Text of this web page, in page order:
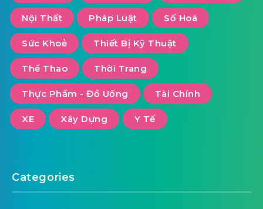
Nội Thất Pháp Luật Số Hoá
Sức Khoẻ Thiết Bị Kỹ Thuật
Thể Thao Thời Trang
Thực Phẩm - Đồ Uống Tài Chính
XE Xây Dựng Y Tế
Categories